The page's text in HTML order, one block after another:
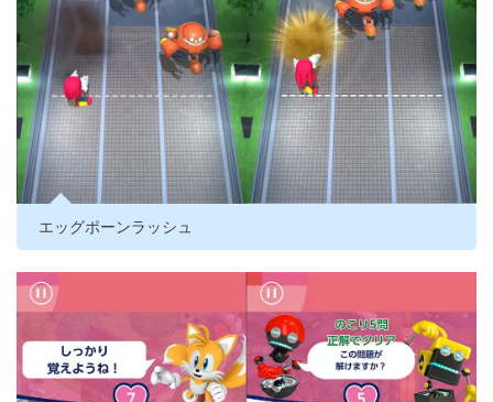
エッグポーンラッシュ